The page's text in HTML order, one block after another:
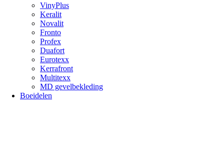
VinyPlus
Keralit
Novalit
Fronto
Profex
Duafort
Eurotexx
Kerrafront
Multitexx
MD gevelbekleding
Boeidelen